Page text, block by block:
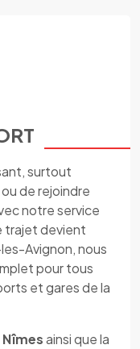
surtout
ou de rejoindre
notre service
trajet devient
Avignon, nous
pour tous
et gares de la
ainsi que la